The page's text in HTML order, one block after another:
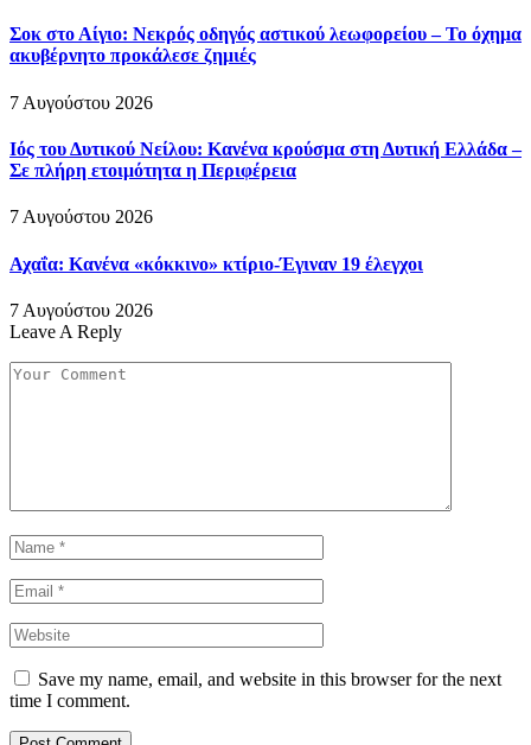
Σοκ στο Αίγιο: Νεκρός οδηγός αστικού λεωφορείου – Το όχημα
ακυβέρνητο προκάλεσε ζημιές
7 Αυγούστου 2026
Ιός του Δυτικού Νείλου: Κανένα κρούσμα στη Δυτική Ελλάδα –
Σε πλήρη ετοιμότητα η Περιφέρεια
7 Αυγούστου 2026
Αχαΐα: Κανένα «κόκκινο» κτίριο-Έγιναν 19 έλεγχοι
7 Αυγούστου 2026
Leave A Reply
Save my name, email, and website in this browser for the next
time I comment.